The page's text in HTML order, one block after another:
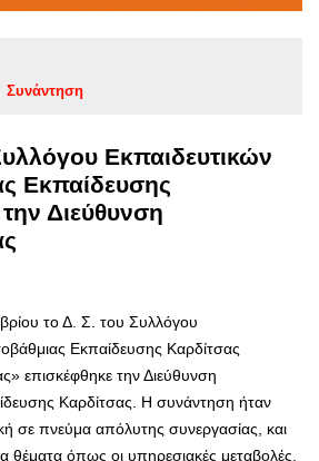
Συνάντηση
Εκπαιδευτικών
Εκπαίδευσης
Διεύθυνση
το Δ. Σ. του Συλλόγου
Εκπαίδευσης Καρδίτσας
επισκέφθηκε την Διεύθυνση
Καρδίτσας. Η συνάντηση ήταν
σε πνεύμα απόλυτης συνεργασίας, και
θέματα όπως οι υπηρεσιακές μεταβολές,